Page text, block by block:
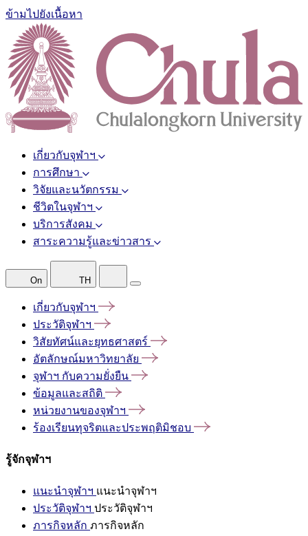
ข้ามไปยังเนื้อหา
เกี่ยวกับจุฬาฯ
การศึกษา
วิจัยและนวัตกรรม
ชีวิตในจุฬาฯ
บริการสังคม
สาระความรู้และข่าวสาร
On TH
เกี่ยวกับจุฬาฯ
ประวัติจุฬาฯ
วิสัยทัศน์และยุทธศาสตร์
อัตลักษณ์มหาวิทยาลัย
จุฬาฯ กับความยั่งยืน
ข้อมูลและสถิติ
หน่วยงานของจุฬาฯ
ร้องเรียนทุจริตและประพฤติมิชอบ
รู้จักจุฬาฯ
แนะนำจุฬาฯ แนะนำจุฬาฯ
ประวัติจุฬาฯ ประวัติจุฬาฯ
ภารกิจหลัก ภารกิจหลัก